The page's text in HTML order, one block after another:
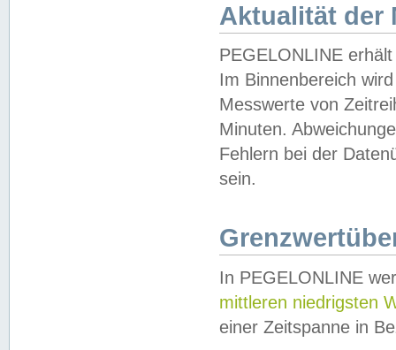
Aktualität der
PEGELONLINE
Im Binnenbereich
Messwerte von
Minuten.
Fehlern bei der
sein.
In PEGELONLINE
mittleren niedrigsten
einer Zeitspanne in